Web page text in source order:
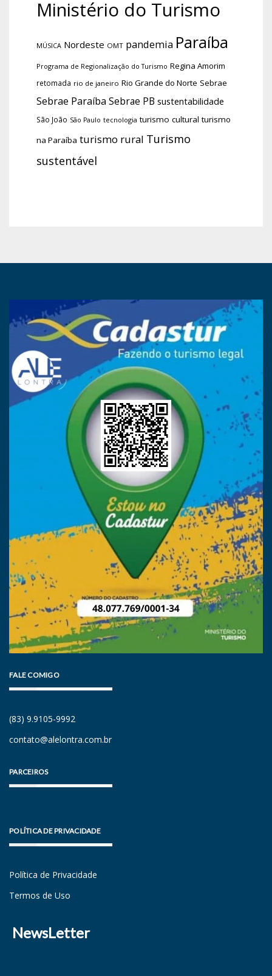
Ministério do Turismo
MÚSICA Nordeste OMT pandemia Paraíba
Programa de Regionalização do Turismo Regina Amorim
retomada rio de janeiro Rio Grande do Norte Sebrae
Sebrae Paraíba Sebrae PB sustentabilidade
São João São Paulo tecnologia turismo cultural turismo
na Paraíba turismo rural Turismo
sustentável
FALE COMIGO
(83) 9.9105-9992
contato@alelontra.com.br
PARCEIROS
POLÍTICA DE PRIVACIDADE
Política de Privacidade
Termos de Uso
NewsLetter